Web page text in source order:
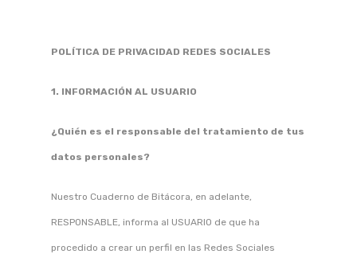
POLÍTICA DE PRIVACIDAD REDES SOCIALES
1. INFORMACIÓN AL USUARIO
¿Quién es el responsable del tratamiento de tus
datos personales?
Nuestro Cuaderno de Bitácora, en adelante,
RESPONSABLE, informa al USUARIO de que ha
procedido a crear un perfil en las Redes Sociales